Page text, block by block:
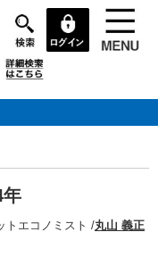
年
エコノミスト /丸山 義正